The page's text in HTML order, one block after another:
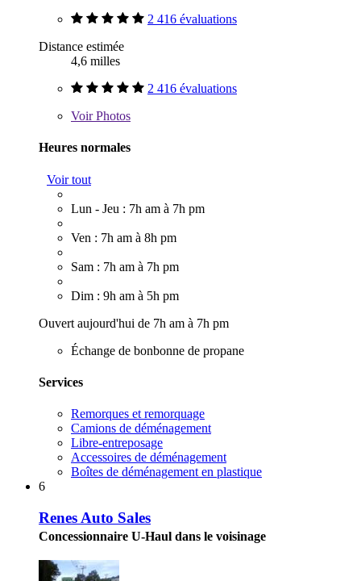
2 416 évaluations
Distance estimée
4,6 milles
2 416 évaluations
VoirPhotos
Heures normales
Voir tout
Lun - Jeu : 7h am à 7h pm
Ven : 7h am à 8h pm
Sam : 7h am à 7h pm
Dim : 9h am à 5h pm
Ouvert aujourd'hui de 7h am à 7h pm
Échange de bonbonne de propane
Services
Remorques et remorquage
Camions de déménagement
Libre-entreposage
Accessoires de déménagement
Boîtes de déménagement en plastique
6
Renes Auto Sales
Concessionnaire U-Haul dans le voisinage